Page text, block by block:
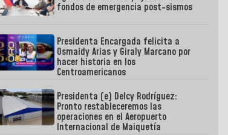
fondos de emergencia post-sismos
Presidenta Encargada felicita a
Osmaidy Arias y Giraly Marcano por
hacer historia en los
Centroamericanos
Presidenta (e) Delcy Rodríguez:
Pronto restableceremos las
operaciones en el Aeropuerto
Internacional de Maiquetía